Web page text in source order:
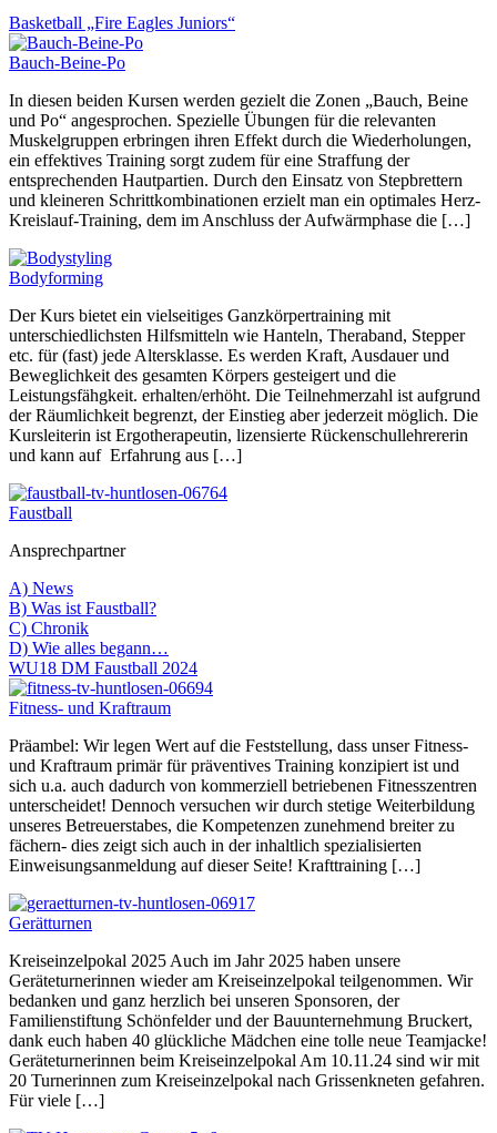
Basketball „Fire Eagles Juniors“
Bauch-Beine-Po
In diesen beiden Kursen werden gezielt die Zonen „Bauch, Beine
und Po“ angesprochen. Spezielle Übungen für die relevanten
Muskelgruppen erbringen ihren Effekt durch die Wiederholungen,
ein effektives Training sorgt zudem für eine Straffung der
entsprechenden Hautpartien. Durch den Einsatz von Stepbrettern
und kleineren Schrittkombinationen erzielt man ein optimales Herz-
Kreislauf-Training, dem im Anschluss der Aufwärmphase die […]
Bodyforming
Der Kurs bietet ein vielseitiges Ganzkörpertraining mit
unterschiedlichsten Hilfsmitteln wie Hanteln, Theraband, Stepper
etc. für (fast) jede Altersklasse. Es werden Kraft, Ausdauer und
Beweglichkeit des gesamten Körpers gesteigert und die
Leistungsfähgkeit. erhalten/erhöht. Die Teilnehmerzahl ist aufgrund
der Räumlichkeit begrenzt, der Einstieg aber jederzeit möglich. Die
Kursleiterin ist Ergotherapeutin, lizensierte Rückenschullehrererin
und kann auf Erfahrung aus […]
Faustball
Ansprechpartner
A) News
B) Was ist Faustball?
C) Chronik
D) Wie alles begann…
WU18 DM Faustball 2024
Fitness- und Kraftraum
Präambel: Wir legen Wert auf die Feststellung, dass unser Fitness-
und Kraftraum primär für präventives Training konzipiert ist und
sich u.a. auch dadurch von kommerziell betriebenen Fitnesszentren
unterscheidet! Dennoch versuchen wir durch stetige Weiterbildung
unseres Betreuerstabes, die Kompetenzen zunehmend breiter zu
fächern- dies zeigt sich auch in der inhaltlich spezialisierten
Einweisungsanmeldung auf dieser Seite! Krafttraining […]
Gerätturnen
Kreiseinzelpokal 2025 Auch im Jahr 2025 haben unsere
Geräteturnerinnen wieder am Kreiseinzelpokal teilgenommen. Wir
bedanken und ganz herzlich bei unseren Sponsoren, der
Familienstiftung Schönfelder und der Bauunternehmung Bruckert,
dank euch haben 40 glückliche Mädchen eine tolle neue Teamjacke!
Geräteturnerinnen beim Kreiseinzelpokal Am 10.11.24 sind wir mit
20 Turnerinnen zum Kreiseinzelpokal nach Grissenkneten gefahren.
Für viele […]